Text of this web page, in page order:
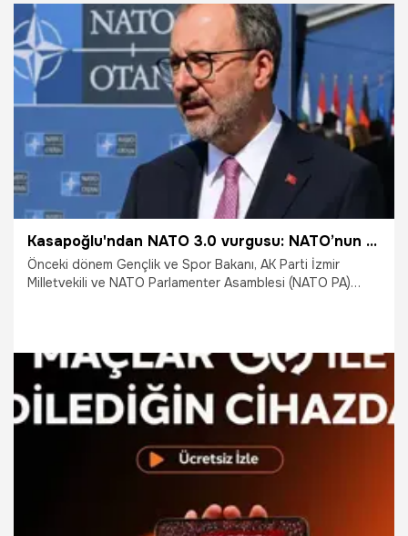
Kasapoğlu'ndan NATO 3.0 vurgusu: NATO’nun artık dünyaya dair yepyeni ve cesur sözler söylemesi gerekiyor
Önceki dönem Gençlik ve Spor Bakanı, AK Parti İzmir
Milletvekili ve NATO Parlamenter Asamblesi (NATO PA)
makalesinde, Ankara'da düzenlenecek NATO Zirvesi'ne ve
NATO’nun gelecek vizyonuna yönelik değerlendirmelerde
bulundu.
7.07.2026 Gündem